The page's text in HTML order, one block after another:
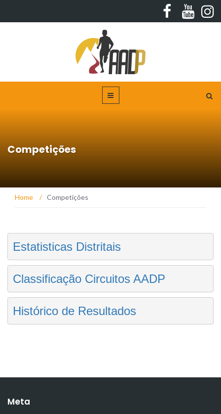
Competições
Home / Competições
Estatisticas Distritais
Classificação Circuitos AADP
Histórico de Resultados
Meta